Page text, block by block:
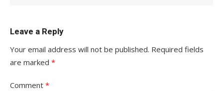
Leave a Reply
Your email address will not be published. Required fields
are marked *
Comment *